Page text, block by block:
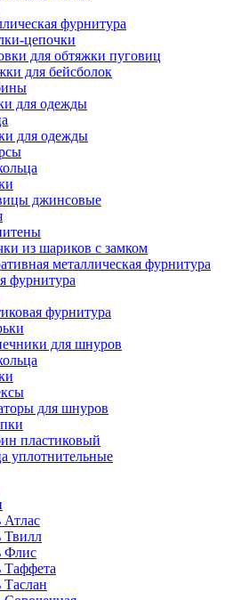
фурнитура
цепочки
для обтяжки пуговиц
для бейсболок
для одежды
для одежды
джинсовые
из шариков с замком
металлическая фурнитура
фурнитура
фурнитура
для шнуров
для шнуров
пластиковый
уплотнительные
Атлас
Твилл
Флис
Таффета
Таслан